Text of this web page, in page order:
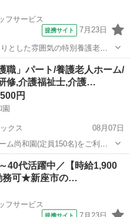
フサービス
提携サイト 7月23日
職」パート/養護老人ホーム/
修,介護福祉士,介護…
円
クス
08月07日
ム尚和園(定員150名)をご利用
面的な支援を行っていただきま
薬～消灯後の巡視～排泄介助～
40代活躍中／【時給1,900
務可★新座市の…
フサービス
提携サイト